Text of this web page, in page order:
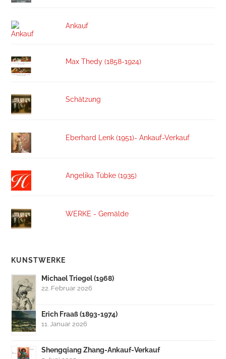
Ankauf
Max Thedy (1858-1924)
Schätzung
Eberhard Lenk (1951)- Ankauf-Verkauf
Angelika Tübke (1935)
WERKE - Gemälde
KUNSTWERKE
Michael Triegel (1968)
22. Februar 2026
Erich Fraaß (1893-1974)
11. Januar 2026
Shengqiang Zhang-Ankauf-Verkauf